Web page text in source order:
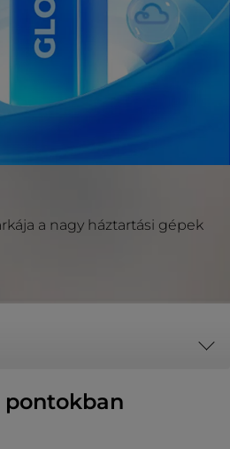
a nagy háztartási gépek
pontokban